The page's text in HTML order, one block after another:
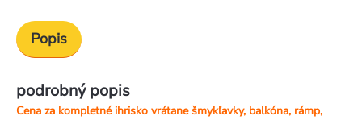
Popis
podrobný popis
Cena za kompletné ihrisko vrátane šmykľavky, balkóna, rámp,